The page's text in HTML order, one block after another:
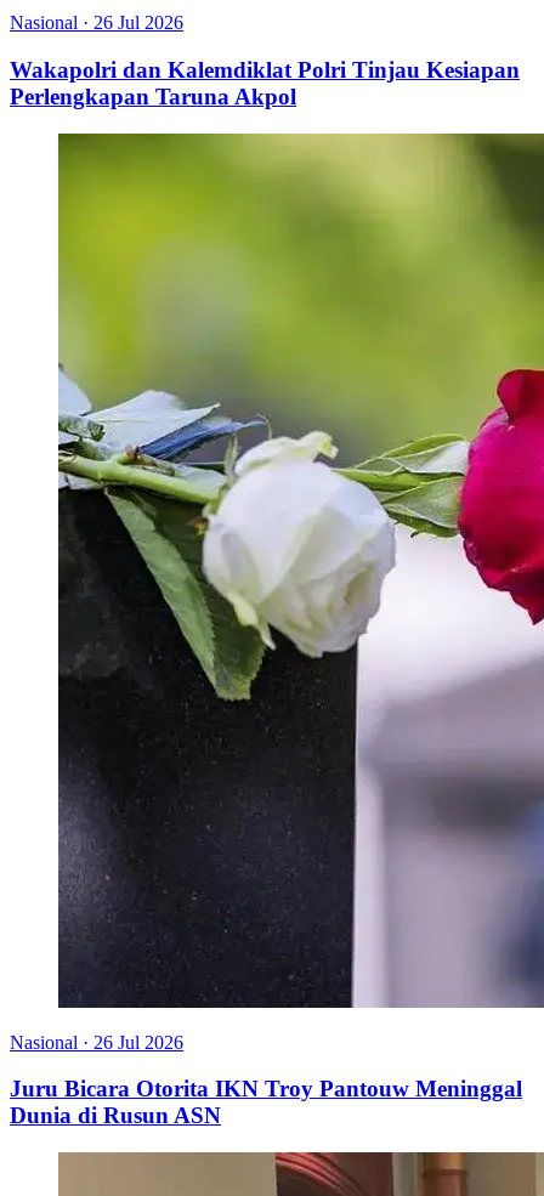
Nasional · 26 Jul 2026
Wakapolri dan Kalemdiklat Polri Tinjau Kesiapan
Perlengkapan Taruna Akpol
Nasional · 26 Jul 2026
Juru Bicara Otorita IKN Troy Pantouw Meninggal
Dunia di Rusun ASN